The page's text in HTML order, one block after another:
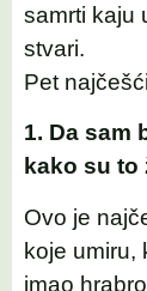
samrti kaju
stvari.
Pet
1. Da sam
kako su to
Ovo je
koje umiru,
imao